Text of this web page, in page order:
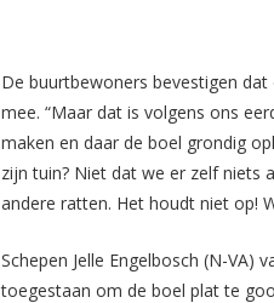
De buurtbewoners bevestigen
mee. “Maar dat is volgens ons
maken en daar de boel grondig
zijn tuin? Niet dat we er zelf niets
andere ratten. Het houdt niet op!
Schepen Jelle Engelbosch (N-VA)
toegestaan om de boel plat te